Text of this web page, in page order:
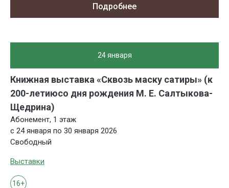
Подробнее
24 января
Книжная выставка «Сквозь маску сатиры» (к
200-летиюсо дня рождения М. Е. Салтыкова-
Щедрина)
Абонемент, 1 этаж
с 24 января по 30 января 2026
Свободный
Выставки
16+